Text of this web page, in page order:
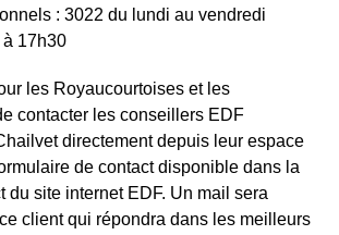
: 3022 du lundi au vendredi
17h30
les Royaucourtoises et les
contacter les conseillers EDF
directement depuis leur espace
de contact disponible dans la
du site internet EDF. Un mail sera
client qui répondra dans les meilleurs